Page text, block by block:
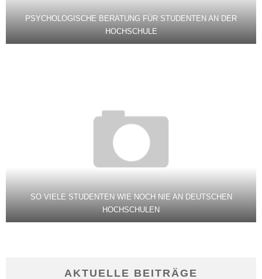
PSYCHOLOGISCHE BERATUNG FÜR STUDENTEN AN DER
HOCHSCHULE
SO VIELE STUDENTEN WIE NOCH NIE AN DEUTSCHEN
HOCHSCHULEN
AKTUELLE BEITRÄGE